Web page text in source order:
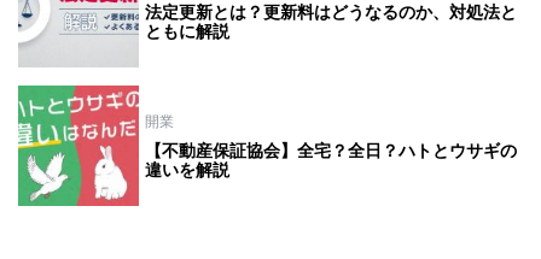
法定更新とは？更新料はどうなるのか、対処法と
ともに解説
開業
【不動産保証協会】全宅？全日？ハトとウサギの
違いを解説